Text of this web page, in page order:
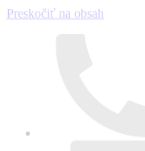
Preskočiť na obsah